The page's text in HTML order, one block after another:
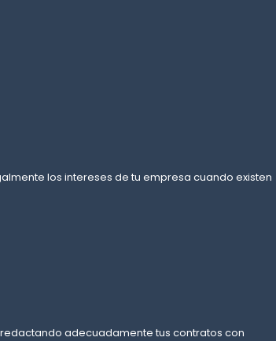
los intereses de tu empresa cuando existen
adecuadamente tus contratos con